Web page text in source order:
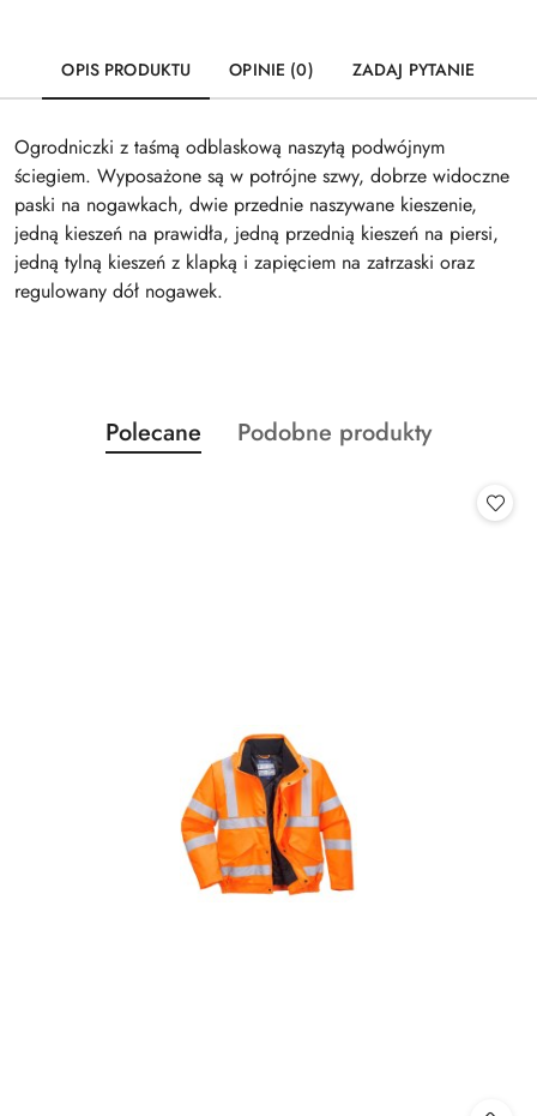
OPIS PRODUKTU OPINIE (0) ZADAJ PYTANIE
Ogrodniczki z taśmą odblaskową naszytą podwójnym
ściegiem. Wyposażone są w potrójne szwy, dobrze widoczne
paski na nogawkach, dwie przednie naszywane kieszenie,
jedną kieszeń na prawidła, jedną przednią kieszeń na piersi,
jedną tylną kieszeń z klapką i zapięciem na zatrzaski oraz
regulowany dół nogawek.
Pomiń karuzelę produktów
Produkty
o
Polecane
Produkty
Podobne produkty